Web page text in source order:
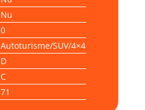
Nu
0
Autoturisme/SUV/4×4
D
C
71